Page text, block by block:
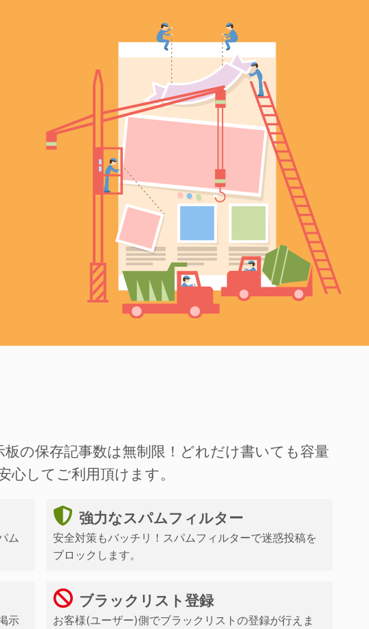
の保存記事数は無制限！どれだけ書いても容量
してご利用頂けます。
ム
示
強力なスパムフィルター
安全対策もバッチリ！スパムフィルターで迷惑投稿を
ブロックします。
ブラックリスト登録
お客様(ユーザー)側でブラックリストの登録が行えま